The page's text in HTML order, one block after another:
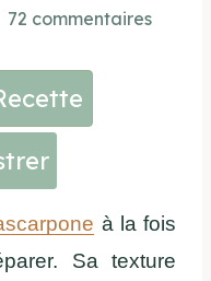
72 commentaires
à la fois
Sa texture